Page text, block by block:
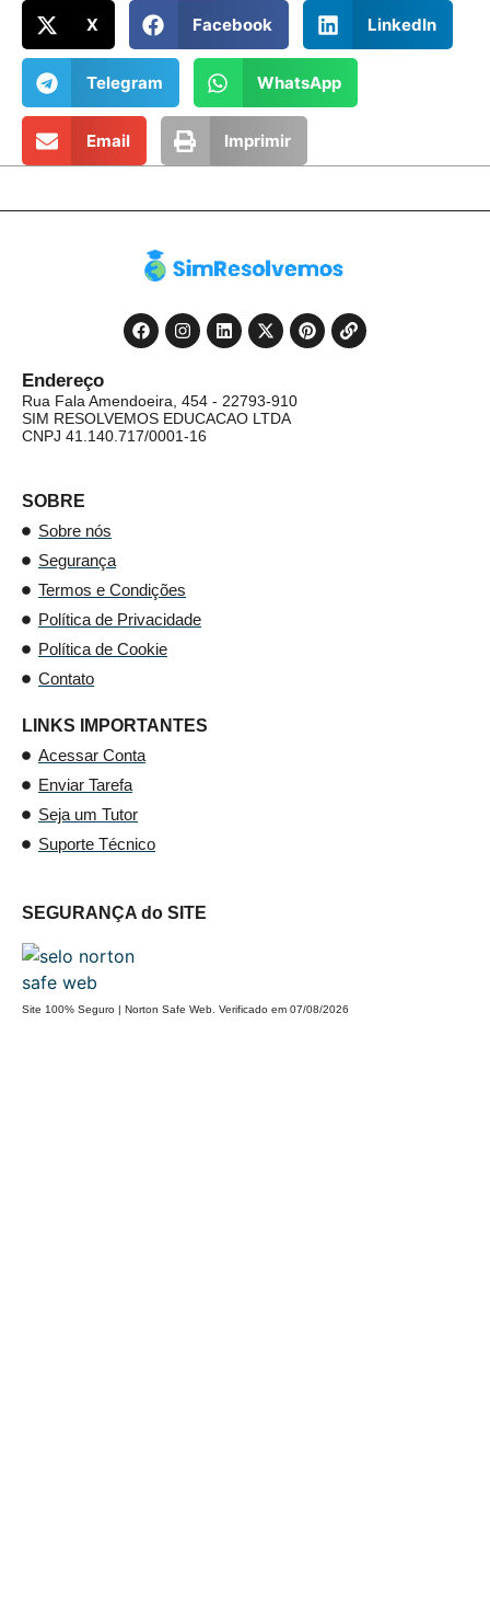
X Facebook LinkedIn
Telegram WhatsApp
Email Imprimir
Endereço
Rua Fala Amendoeira, 454 - 22793-910
SIM RESOLVEMOS EDUCACAO LTDA
CNPJ 41.140.717/0001-16
SOBRE
Sobre nós
Segurança
Termos e Condições
Política de Privacidade
Política de Cookie
Contato
LINKS IMPORTANTES
Acessar Conta
Enviar Tarefa
Seja um Tutor
Suporte Técnico
SEGURANÇA do SITE
Site 100% Seguro | Norton Safe Web. Verificado em 07/08/2026